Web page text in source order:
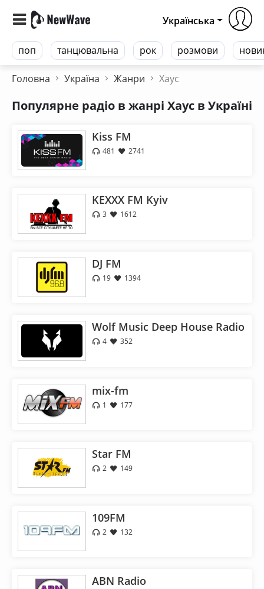
поп танцювальна рок розмови
Українська
Головна Україна Жанри Хаус
Популярне радіо в жанрі Хаус в Україні
Kiss FM
481 2741
KEXXX FM Kyiv
3 1612
DJ FM
19 1394
Wolf Music Deep House Radio
4 352
mix-fm
1 177
Star FM
2 149
109FM
2 132
ABN Radio